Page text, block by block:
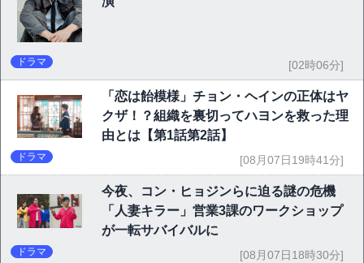
ドラマ [02時06分]
「恋は飴模様」チョン・ヘインの正体はヤ
クザ！？組織を裏切ってハヨンを救った理
由とは【第1話第2話】
ドラマ [08月07日19時41分]
今夜、コン・ヒョジンらに迫る謎の危機
「人妻キラー」営業3課のワークショップ
が一転サバイバルに
ドラマ [08月07日18時30分]